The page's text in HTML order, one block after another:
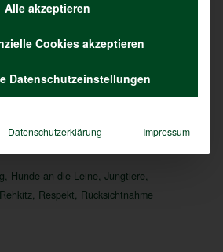
gestreichelt wird. Hier
an seinem Haarkleid von der
angenommen wird und
Hunde an die Leine Jungtiere
Rehkitz, Respekt Rücksichtnahme
Alle akzeptieren
Cookies akzeptieren
Datenschutzeinstellungen
Datenschutzerklärung Impressum